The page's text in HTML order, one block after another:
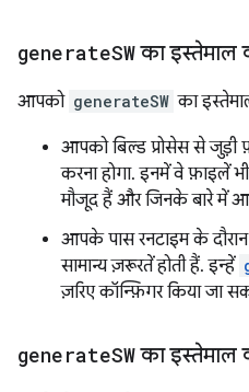
generateSWका इस्तेमाल
आपको generateSW का
आपको बिल्ड प्रोसेस से जुड़ी
करना होगा. इनमें वे फ़ाइलें
मौजूद हैं और जिनके बारे में
आपके पास रनटाइम के
सामान्य ज़रूरतें होती हैं. इन्हें
ज़रिए कॉन्फ़िगर किया जा
generateSWका इस्तेमाल